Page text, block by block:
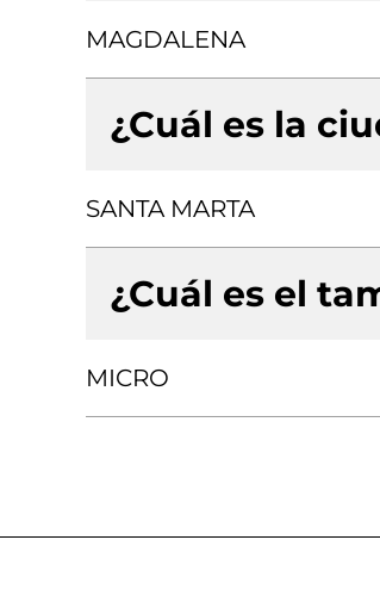
MAGDALENA
¿Cuál es la
SANTA MARTA
¿Cuál es el
MICRO